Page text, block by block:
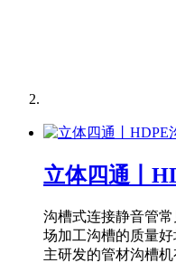
立体四通丨
沟槽式连接静音管
场加工沟槽的质量
主研发的管材沟槽